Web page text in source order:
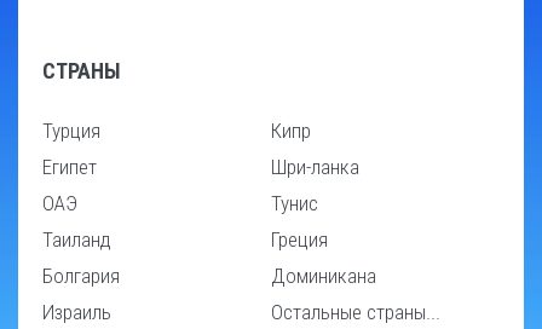
СТРАНЫ
Турция
Египет
ОАЭ
Таиланд
Болгария
Израиль
Кипр
Шри-ланка
Тунис
Греция
Доминикана
Остальные страны...